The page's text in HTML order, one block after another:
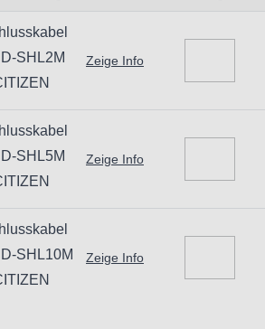
SHL2M
Zeige Info
SHL5M
Zeige Info
SHL10M
Zeige Info